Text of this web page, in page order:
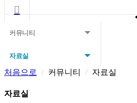
커뮤니티
자료실
처음으로 커뮤니티 자료실
자료실